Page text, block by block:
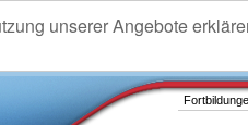
unserer Angebote